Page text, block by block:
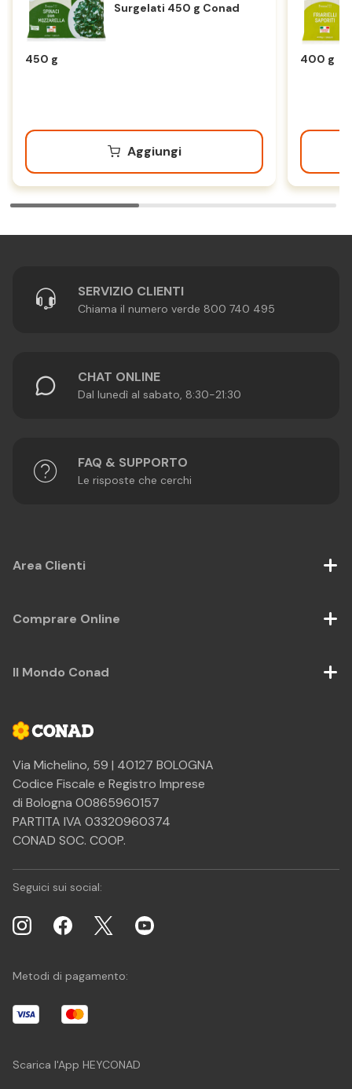
Surgelati 450 g Conad
450 g
Aggiungi
400 g
SERVIZIO CLIENTI
Chiama il numero verde 800 740 495
CHAT ONLINE
Dal lunedì al sabato, 8:30-21:30
FAQ & SUPPORTO
Le risposte che cerchi
Via Michelino, 59 | 40127 BOLOGNA
Codice Fiscale e Registro Imprese
di Bologna 00865960157
PARTITA IVA 03320960374
CONAD SOC. COOP.
Area Clienti
Comprare Online
Il Mondo Conad
Seguici sui social:
Metodi di pagamento:
Scarica l'App HEYCONAD